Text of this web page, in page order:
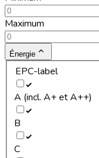
Maximum
Énergie
EPC-label
A (incl. A+ et A++)
B
C